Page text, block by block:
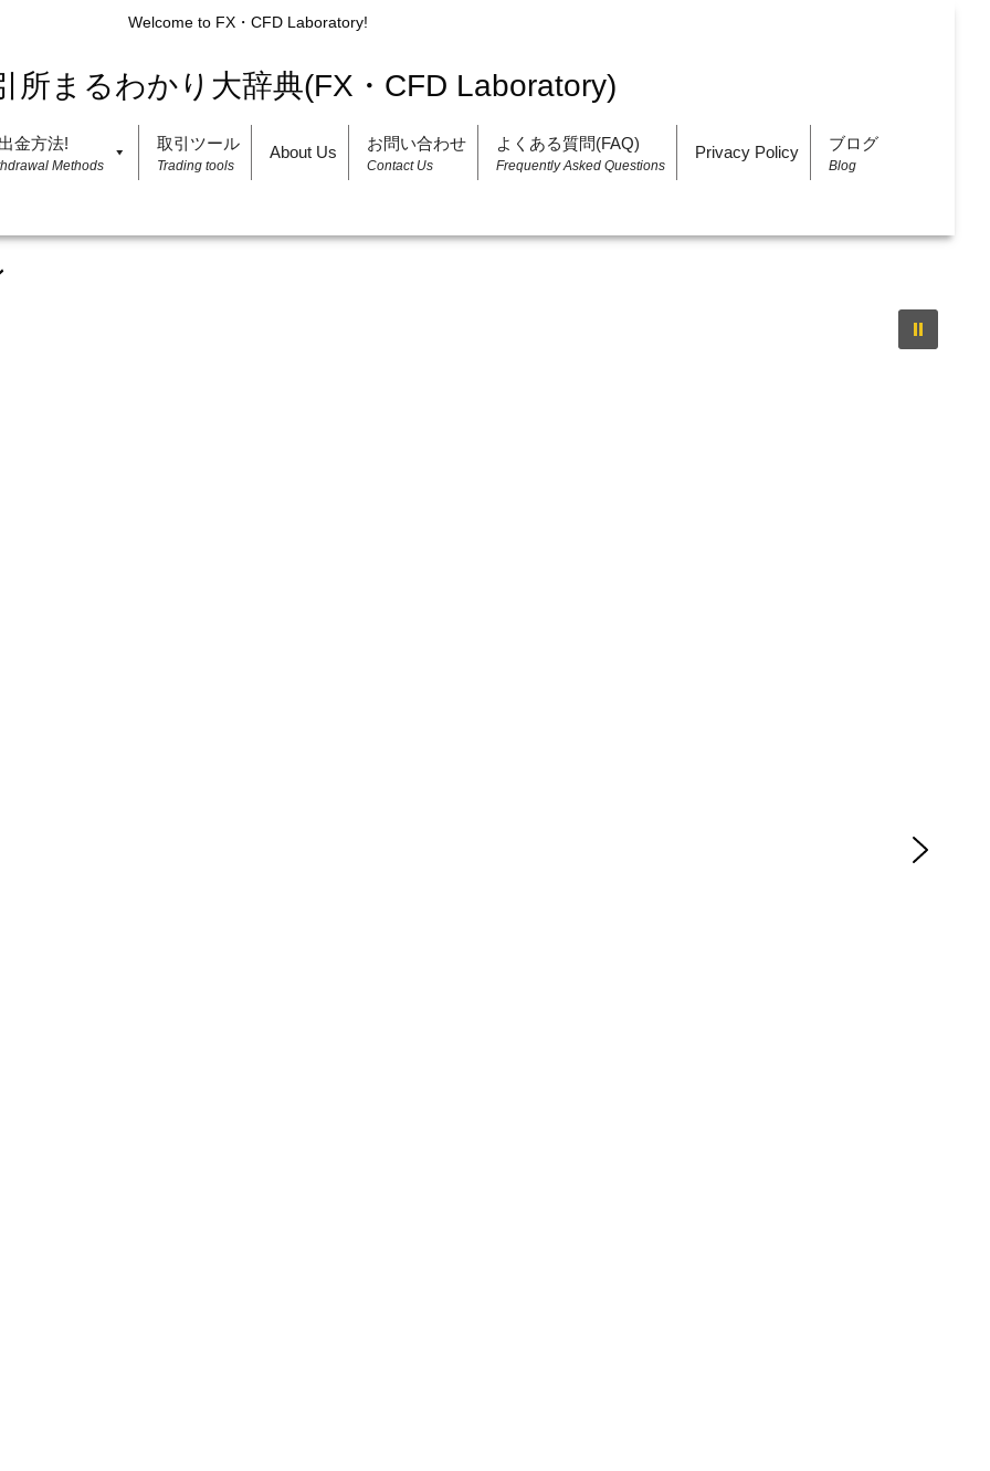
Welcome to FX・CFD Laboratory!
金方法!
Methods
取引ツール
Trading tools
About Us お問い合わせ
Contact Us
よくある質問(FAQ)
Frequently Asked Questions
Privacy Policy ブログ
Blog